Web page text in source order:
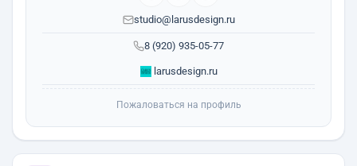
8 (920) 935-05-77
studio@larusdesign.ru
larusdesign.ru
Пожаловаться на профиль